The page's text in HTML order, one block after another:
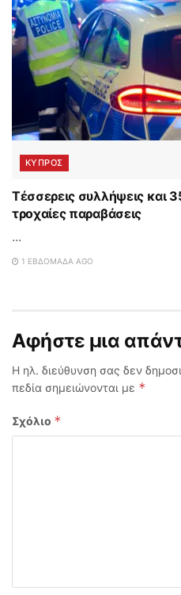
ΚΥΠΡΟΣ
Τέσσερεις συλλήψεις και
τροχαίες παραβάσεις
...
1 ΕΒΔΟΜΆΔΑ AGO
Αφήστε μια
Η ηλ. διεύθυνση σας δεν
πεδία σημειώνονται με *
Σχόλιο *